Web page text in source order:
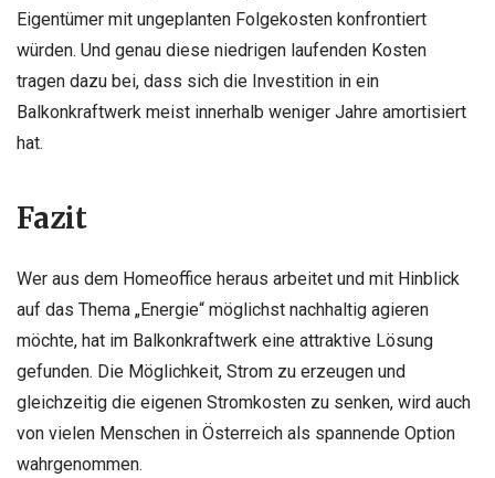
Eigentümer mit ungeplanten Folgekosten konfrontiert
würden. Und genau diese niedrigen laufenden Kosten
tragen dazu bei, dass sich die Investition in ein
Balkonkraftwerk meist innerhalb weniger Jahre amortisiert
hat.
Fazit
Wer aus dem Homeoffice heraus arbeitet und mit Hinblick
auf das Thema „Energie“ möglichst nachhaltig agieren
möchte, hat im Balkonkraftwerk eine attraktive Lösung
gefunden. Die Möglichkeit, Strom zu erzeugen und
gleichzeitig die eigenen Stromkosten zu senken, wird auch
von vielen Menschen in Österreich als spannende Option
wahrgenommen.